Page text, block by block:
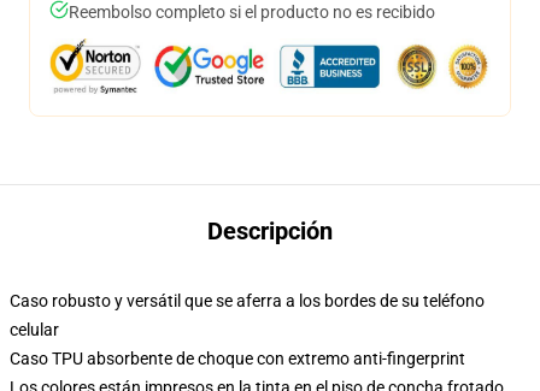
Reembolso completo si el producto no es recibido
Descripción
Caso robusto y versátil que se aferra a los bordes de su teléfono
celular
Caso TPU absorbente de choque con extremo anti-fingerprint